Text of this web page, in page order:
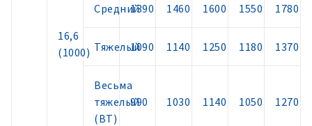
16,6
(1000)
Средний1390 1460 1600 1550 1780
Тяжелый1090 1140 1250 1180 1370
Весьма
тяжелый
(ВТ)
990 1030 1140 1050 1270